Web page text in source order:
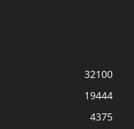
32100
19444
4375